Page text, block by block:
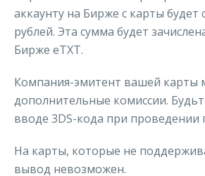
аккаунту на Бирже с карты будет
рублей. Эта сумма будет
Бирже еТХТ.
Компания-эмитент вашей карты
дополнительные комиссии.
вводе 3DS-кода при проведении
На карты, которые не
вывод невозможен.